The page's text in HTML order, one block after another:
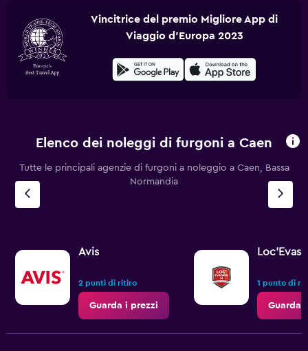
Vincitrice del premio Migliore App di
Viaggio d'Europa 2023
Elenco dei noleggi di furgoni a Caen
Tutte le principali agenzie di furgoni a noleggio a Caen, Bassa
Normandia
Avis
2 punti di ritiro
Guarda i prezzi
1 punto di
Guarda